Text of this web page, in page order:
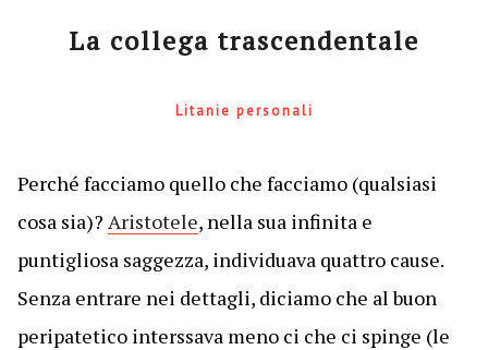
La collega trascendentale
Litanie personali
Perché facciamo quello che facciamo (qualsiasi
cosa sia)? Aristotele, nella sua infinita e
puntigliosa saggezza, individuava quattro cause.
Senza entrare nei dettagli, diciamo che al buon
peripatetico interssava meno ci che ci spinge (le